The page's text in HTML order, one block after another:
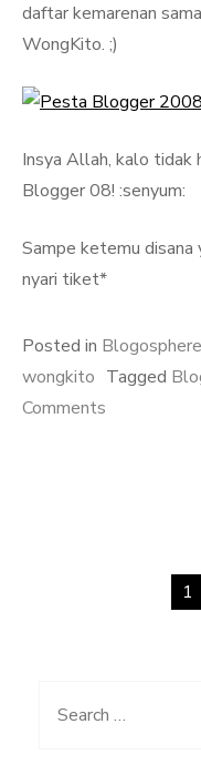
daftar kemarenan sama
WongKito. ;)
Insya Allah, kalo tidak
Blogger 08! :senyum:
Sampe ketemu
nyari tiket*
Posted in Blogosphere
wongkito Tagged
Comments
1
Search